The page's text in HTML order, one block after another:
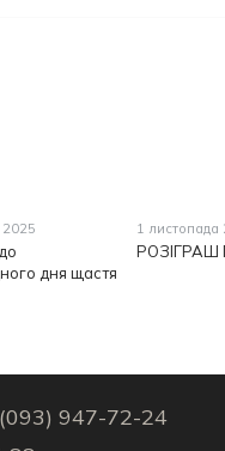
дня щастя
1 листопада
РОЗІГРАШ
(093) 947-72-24